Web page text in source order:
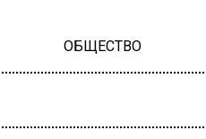
ОБЩЕСТВО